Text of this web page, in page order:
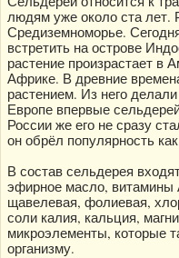
людям уже около ста лет.
Средиземноморье.
встретить на острове
растение произрастает в
Африке. В древние
растением. Из него
Европе впервые
России же его не сразу
он обрёл популярность
В состав сельдерея
эфирное масло, витамины
щавелевая, фолиевая,
соли калия, кальция,
микроэлементы, которые
организму.